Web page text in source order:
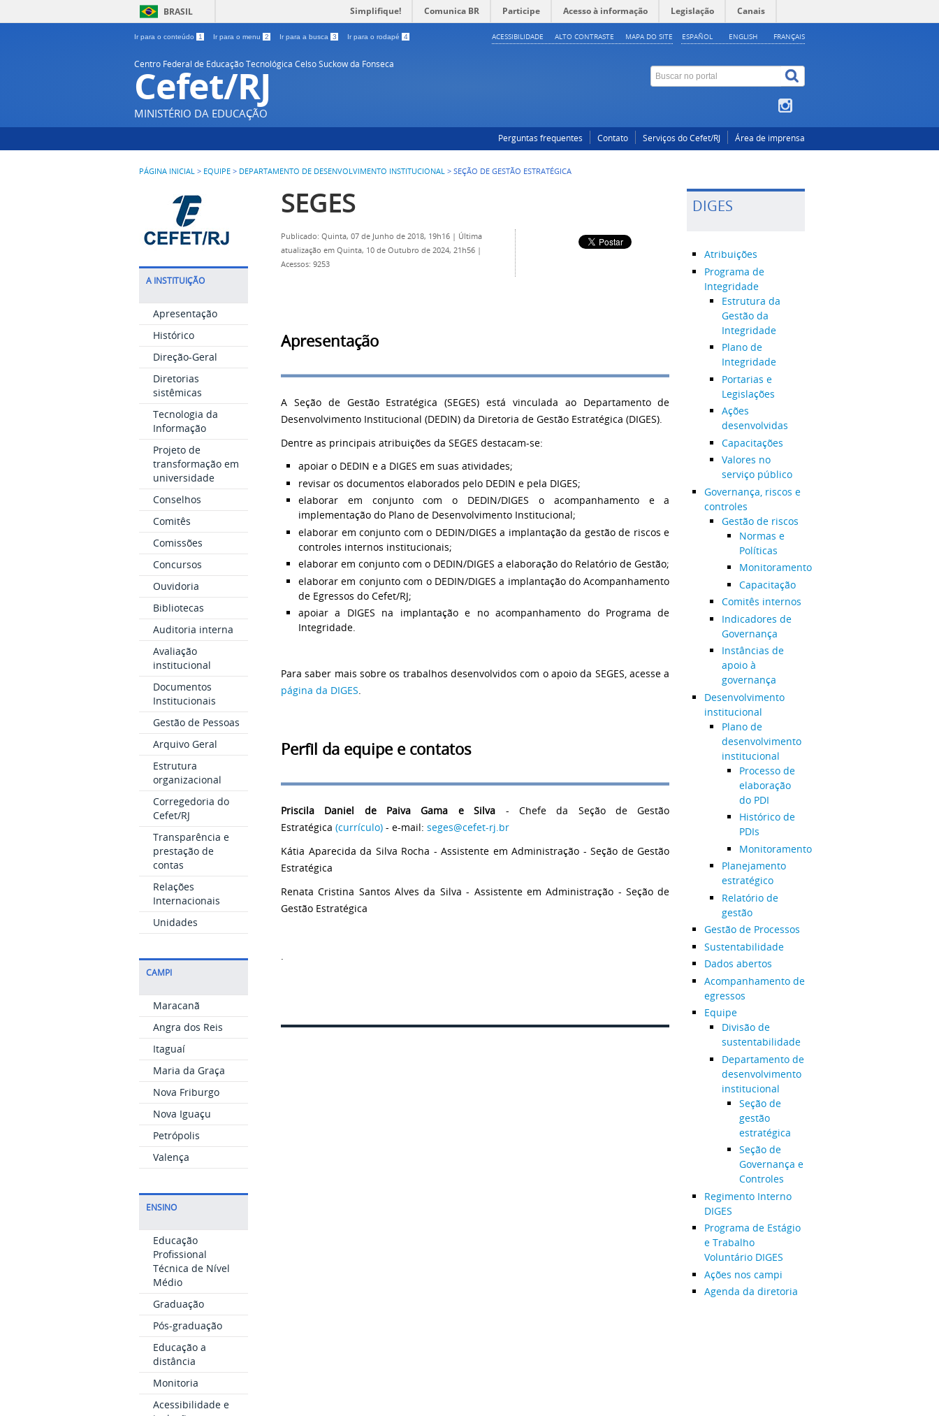
BRASIL Simplifique! Comunica BR Participe Acesso à informação Legislação Canais
Ir para o conteúdo 1 Ir para o menu 2 Ir para a busca 3 Ir para o rodapé 4 ESPAÑOL ENGLISH FRANÇAIS
ACESSIBILIDADE ALTO CONTRASTE MAPA DO SITE
Centro Federal de Educação Tecnológica Celso Suckow da Fonseca
Cefet/RJ
MINISTÉRIO DA EDUCAÇÃO
Perguntas frequentes Contato Serviços do Cefet/RJ Área de imprensa
PÁGINA INICIAL > EQUIPE > DEPARTAMENTO DE DESENVOLVIMENTO INSTITUCIONAL > SEÇÃO DE GESTÃO ESTRATÉGICA
A INSTITUIÇÃO
Apresentação
Histórico
Direção-Geral
Diretorias
sistêmicas
Tecnologia da
Informação
Projeto de
transformação em
universidade
Conselhos
Comitês
Comissões
Concursos
Ouvidoria
Bibliotecas
Auditoria interna
Avaliação
institucional
Documentos
Institucionais
Gestão de Pessoas
Arquivo Geral
Estrutura
organizacional
Corregedoria do
Cefet/RJ
Transparência e
prestação de
contas
Relações
Internacionais
Unidades
CAMPI
Maracanã
Angra dos Reis
Itaguaí
Maria da Graça
Nova Friburgo
Nova Iguaçu
Petrópolis
Valença
ENSINO
Educação
Profissional
Técnica de Nível
Médio
Graduação
Pós-graduação
Educação a
distância
Monitoria
Acessibilidade e
SEGES
Publicado: Quinta, 07 de Junho de 2018, 19h16 | Última
atualização em Quinta, 10 de Outubro de 2024, 21h56 |
Acessos: 9253
Apresentação
A Seção de Gestão Estratégica (SEGES) está vinculada ao Departamento de
Desenvolvimento Institucional (DEDIN) da Diretoria de Gestão Estratégica (DIGES).
Dentre as principais atribuições da SEGES destacam-se:
apoiar o DEDIN e a DIGES em suas atividades;
revisar os documentos elaborados pelo DEDIN e pela DIGES;
elaborar em conjunto com o DEDIN/DIGES o acompanhamento e a
implementação do Plano de Desenvolvimento Institucional;
elaborar em conjunto com o DEDIN/DIGES a implantação da gestão de riscos e
controles internos institucionais;
elaborar em conjunto com o DEDIN/DIGES a elaboração do Relatório de Gestão;
elaborar em conjunto com o DEDIN/DIGES a implantação do Acompanhamento
de Egressos do Cefet/RJ;
apoiar a DIGES na implantação e no acompanhamento do Programa de
Integridade.
Para saber mais sobre os trabalhos desenvolvidos com o apoio da SEGES, acesse a
página da DIGES.
Perfil da equipe e contatos
Priscila Daniel de Paiva Gama e Silva - Chefe da Seção de Gestão
Estratégica (currículo) - e-mail: seges@cefet-rj.br
Kátia Aparecida da Silva Rocha - Assistente em Administração - Seção de Gestão
Estratégica
Renata Cristina Santos Alves da Silva - Assistente em Administração - Seção de
Gestão Estratégica
.
DIGES
Atribuições
Programa de
Integridade
Estrutura da
Gestão da
Integridade
Plano de
Integridade
Portarias e
Legislações
Ações
desenvolvidas
Capacitações
Valores no
serviço público
Governança, riscos e
controles
Gestão de riscos
Normas e
Políticas
Monitoramento
Capacitação
Comitês internos
Indicadores de
Governança
Instâncias de
apoio à
governança
Desenvolvimento
institucional
Plano de
desenvolvimento
institucional
Processo de
elaboração
do PDI
Histórico de
PDIs
Monitoramento
Planejamento
estratégico
Relatório de
gestão
Gestão de Processos
Sustentabilidade
Dados abertos
Acompanhamento de
egressos
Equipe
Divisão de
sustentabilidade
Departamento de
desenvolvimento
institucional
Seção de
gestão
estratégica
Seção de
Governança e
Controles
Regimento Interno
DIGES
Programa de Estágio
e Trabalho
Voluntário DIGES
Ações nos campi
Agenda da diretoria